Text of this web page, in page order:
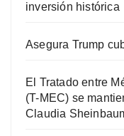
inversión histórica
Asegura Trump
El Tratado entre
(T-MEC) se
Claudia